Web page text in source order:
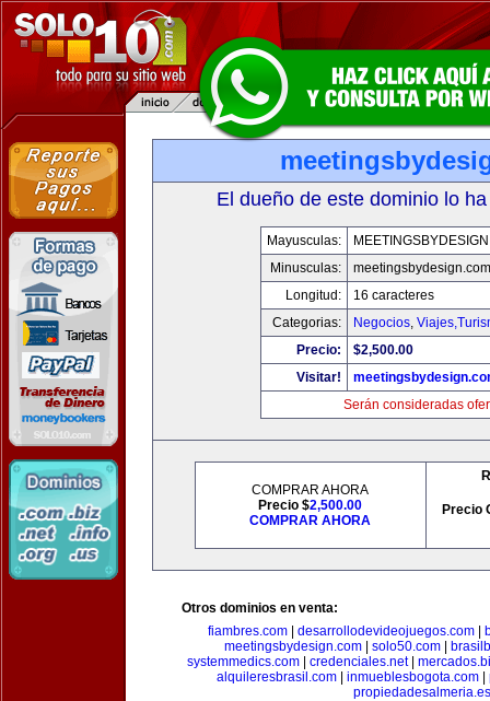
El dueño de este dominio lo
Mayusculas:
Minusculas:
meetingsbydesign.com
Longitud:
16 caracteres
Categorias:
Negocios,
Precio:
$2,500.00
Visitar!
Serán consideradas
COMPRAR AHORA
Precio $2,500.00
COMPRAR AHORA
Precio
Otros dominios en venta:
fiambres.com| desarrollodevideojuegos.com|
meetingsbydesign.com
solo50.com
systemmedics.com| credenciales.net|
alquileresbrasil.com| inmueblesbogota.com|
propiedadesalmeria.es